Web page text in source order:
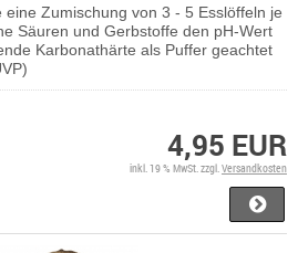
Zumischung von 3 - 5 Esslöffeln je
Säuren und Gerbstoffe den pH-Wert
Karbonathärte als Puffer geachtet
4,95 EUR
inkl. 19 % MwSt. zzgl.Versandkosten